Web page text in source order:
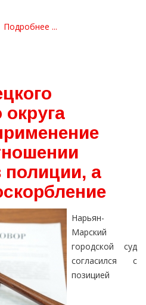
Подробнее ...
полиции, а
Нарьян-
Марский
городской суд
согласился с
позицией